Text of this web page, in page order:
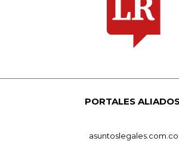
PORTALES
asuntoslegales.com.co